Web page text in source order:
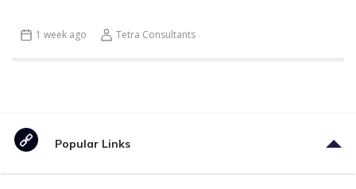
1 week ago Tetra Consultants
Popular Links